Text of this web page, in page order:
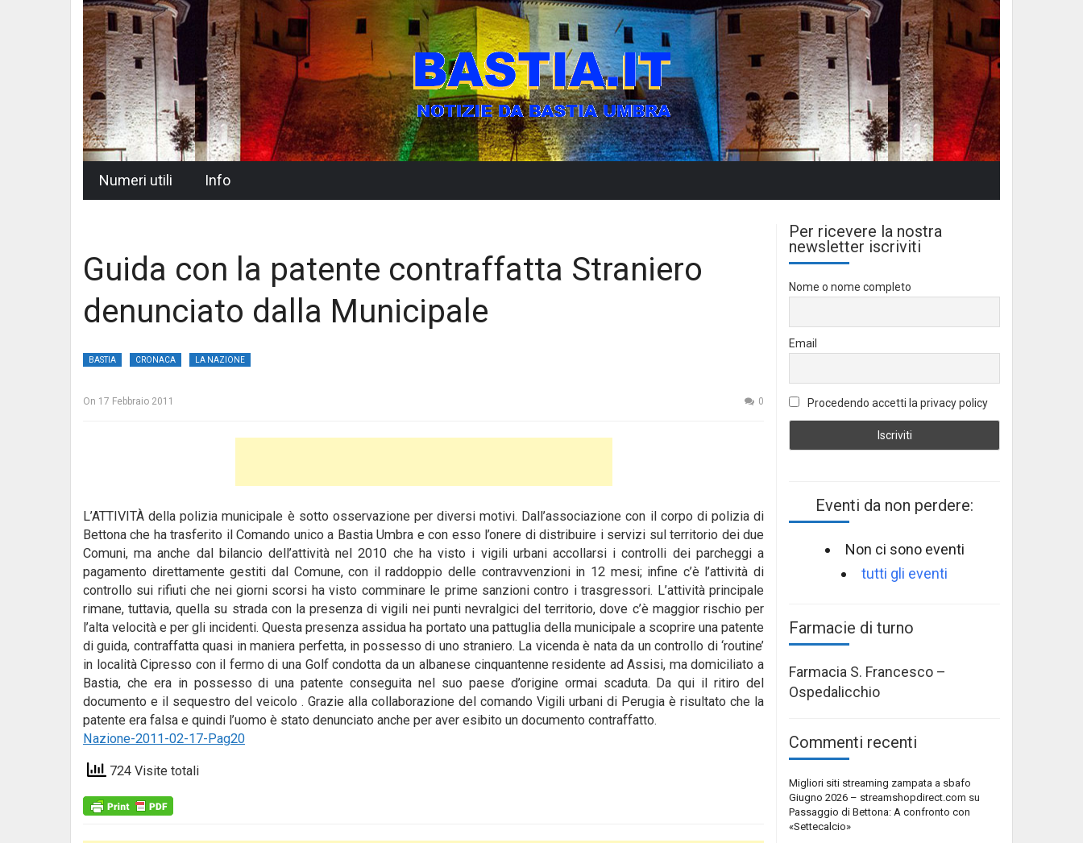
Numeri utili Info
Guida con la patente contraffatta Straniero
denunciato dalla Municipale
BASTIA CRONACA LA NAZIONE
On 17 Febbraio 2011 0
L’ATTIVITÀ della polizia municipale è sotto osservazione per diversi motivi. Dall’associazione con il corpo di polizia di
Bettona che ha trasferito il Comando unico a Bastia Umbra e con esso l’onere di distribuire i servizi sul territorio dei due
Comuni, ma anche dal bilancio dell’attività nel 2010 che ha visto i vigili urbani accollarsi i controlli dei parcheggi a
pagamento direttamente gestiti dal Comune,con il raddoppio delle contravvenzioni in 12 mesi; infine c’è l’attività di
controllo sui rifiuti che nei giorni scorsi ha visto comminare le prime sanzioni contro i trasgressori. L’attività principale
rimane, tuttavia, quella su strada con la presenza di vigili nei punti nevralgici del territorio, dove c’è maggior rischio per
l’alta velocità e per gli incidenti. Questa presenza assidua ha portato una pattuglia della municipale a scoprire una patente
di guida, contraffatta quasi in maniera perfetta, in possesso di uno straniero. La vicenda è nata da un controllo di ‘routine’
in località Cipresso con il fermo di una Golf condotta da un albanese cinquantenne residente ad Assisi, ma domiciliato a
Bastia, che era in possesso di una patente conseguita nel suo paese d’origine ormai scaduta. Da qui il ritiro del
documento e il sequestro del veicolo . Grazie alla collaborazione del comando Vigili urbani di Perugia è risultato che la
patente era falsa e quindi l’uomo è stato denunciato anche per aver esibito un documento contraffatto.
Nazione-2011-02-17-Pag20
724 Visite totali
Per ricevere la nostra
newsletter iscriviti
Nome o nome completo
Email
Procedendo accetti la privacy policy
Eventi da non perdere:
Non ci sono eventi
tutti gli eventi
Farmacie di turno
Farmacia S. Francesco –
Ospedalicchio
Commenti recenti
Migliori siti streaming zampata a sbafo
Giugno 2026 – streamshopdirect.com su
Passaggio di Bettona: A confronto con
«Settecalcio»